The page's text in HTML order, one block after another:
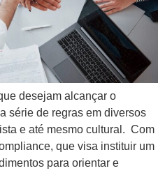
desejam alcançar o
série de regras em diversos
e até mesmo cultural. Com
que visa instituir um
para orientar e